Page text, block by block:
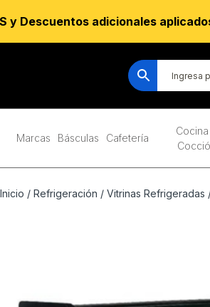
Marcas Básculas Cafetería
Inicio / Refrigeración / Vitrinas Refrigeradas
y Descuentos adicionales